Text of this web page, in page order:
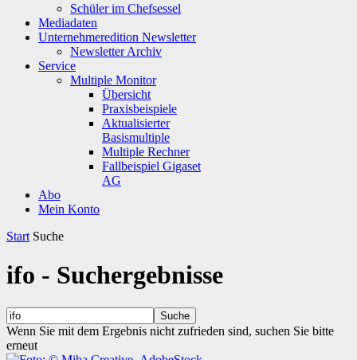
Schüler im Chefsessel
Mediadaten
Unternehmeredition Newsletter
Newsletter Archiv
Service
Multiple Monitor
Übersicht
Praxisbeispiele
Aktualisierter
Basismultiple
Multiple Rechner
Fallbeispiel Gigaset
AG
Abo
Mein Konto
Start Suche
ifo - Suchergebnisse
Wenn Sie mit dem Ergebnis nicht zufrieden sind, suchen Sie bitte
erneut